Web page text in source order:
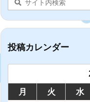
投稿カレンダー
月
火 水